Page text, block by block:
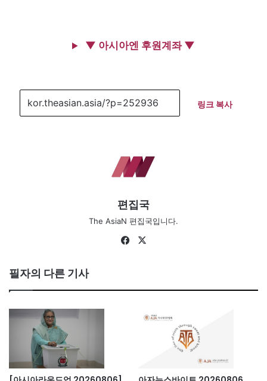
▼ 아시아엔 후원계좌 ▼
링크 복사
편집국
The AsiaN 편집국입니다.
Fa
필자의 다른 기사